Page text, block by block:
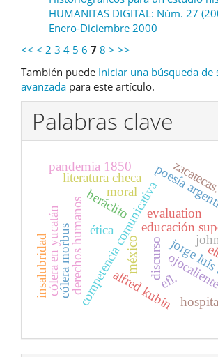
HUMANITAS DIGITAL: Núm. 27
Enero-Diciembre 2000
<< < 2 3 4 5 6 7 8 > >>
También puede Iniciar una búsqueda de
avanzada para este artículo.
Palabras clave
discurso
competencia comunicativaeducación
jorge
heráclito poesía
derechos humanos ética
moral
méxico
alfred kubin
literatura checa
evaluation
efl.
cólera morbus
pandemia 1850 zacatecas.
cólera en yucatán
insalubridad